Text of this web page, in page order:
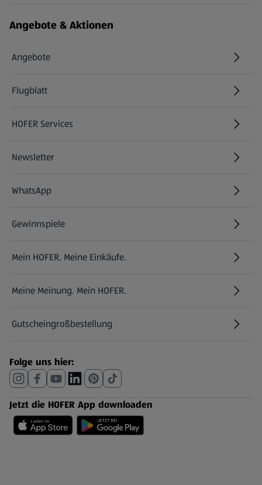
Angebote & Aktionen
Angebote
Flugblatt
HOFER Services
Newsletter
WhatsApp
Gewinnspiele
Mein HOFER. Meine Einkäufe.
Meine Meinung. Mein HOFER.
Gutscheingroßbestellung
(öffnet in einem neuen Tab)
Folge uns hier:
Jetzt die HOFER App downloaden